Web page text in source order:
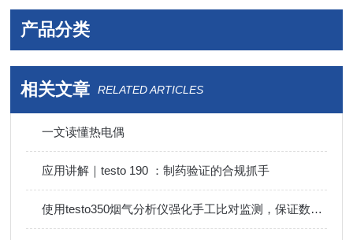
产品分类
相关文章 RELATED ARTICLES
一文读懂热电偶
应用讲解｜testo 190 ：制药验证的合规抓手
使用testo350烟气分析仪强化手工比对监测，保证数据真实性